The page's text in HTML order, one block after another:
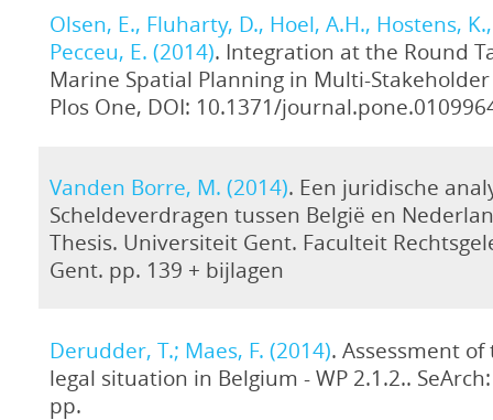
Olsen, E., Fluharty, D., Hoel, A.H., Hostens,
Pecceu, E. (2014). Integration at the Round
Marine Spatial Planning in Multi-Stakeholder
Plos One, DOI: 10.1371/
Vanden Borre, M. (2014). Een juridische
Scheldeverdragen tussen België en
Thesis. Universiteit Gent. Faculteit
Gent. pp. 139 + bijlagen
Derudder, T.; Maes, F. (2014). Assessment
legal situation in Belgium - WP 2.1.2..
pp.